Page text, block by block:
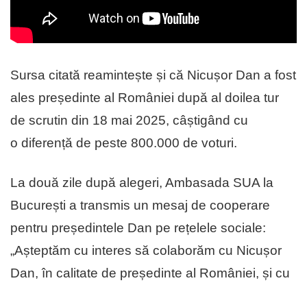
Sursa citată reamintește și că Nicușor Dan a fost
ales președinte al României după al doilea tur
de scrutin din 18 mai 2025, câștigând cu
o diferență de peste 800.000 de voturi.
La două zile după alegeri, Ambasada SUA la
București a transmis un mesaj de cooperare
pentru președintele Dan pe rețelele sociale:
„Așteptăm cu interes să colaborăm cu Nicușor
Dan, în calitate de președinte al României, și cu